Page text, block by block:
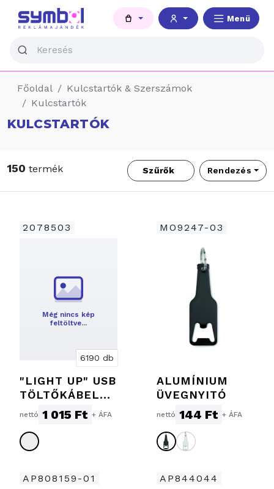
Menü
Főoldal
Kulcstartók & Szerszámok
Kulcstartók
KULCSTARTÓK
150 termék Szűrők Rendezés
2078503
Még nincs kép
feltöltve…
6190 db
"LIGHT UP" USB
TÖLTŐKÁBEL
KULCSTARTÓ
nettó 1 015 Ft + ÁFA
MO9247-03
ALUMÍNIUM
ÜVEGNYITÓ
nettó 144 Ft + ÁFA
AP808159-01 AP844044